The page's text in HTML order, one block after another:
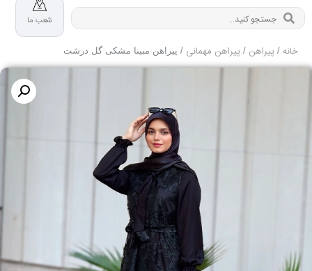
شعب ما
خانه / پیراهن / پیراهن مهمانی / پیراهن مبینا مشکی گل درشت